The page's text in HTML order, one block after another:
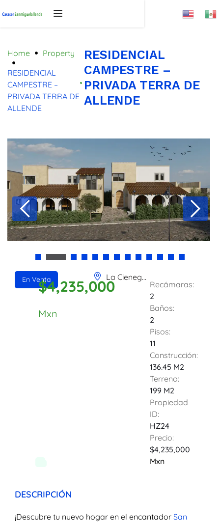
Home
Property
RESIDENCIAL
CAMPESTRE –
PRIVADA TERRA DE
ALLENDE
RESIDENCIAL
CAMPESTRE –
PRIVADA TERRA DE
ALLENDE
En Venta$4,235,000
Mxn
La Cieneguita, San Miguel de Allende, Guanajuato, 37893, Mexico
Recámaras:
2
Baños:
2
Pisos:
11
Construcción:
136.45 M2
Terreno:
199 M2
Propiedad
ID:
HZ24
Precio:
$4,235,000
Mxn
DESCRIPCIÓN
¡Descubre tu nuevo hogar en el encantador San